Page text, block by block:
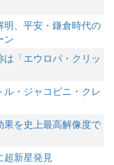
明、平安・鎌倉時代の
ン
「エウロパ・クリッ
・ジャコビニ・クレ
を史上最高解像度で
超新星発見